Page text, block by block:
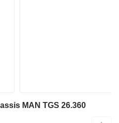
MAN TGS 26.360